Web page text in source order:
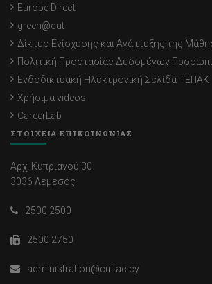
Europe Direct
green@cut
Δίκτυο Ενίσχυσης και Ανάπτυξης της
Πολιτική Προστασίας Δεδομένων
Ενδοδικτυακή Ηλεκτρονική Σελίδα ΤΕΠΑΚ
Χρήσιμα videos
CareerLab
ΣΤΟΙΧΕΙΑ ΕΠΙΚΟΙΝΩΝΙΑΣ
Αρχ. Κυπριανού 30
3036 Λεμεσός
2500 2500
2500 2750
administration@cut.ac.cy